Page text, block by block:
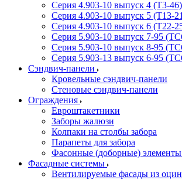
Серия 4.903-10 выпуск 4 (Т3-46)
Серия 4.903-10 выпуск 5 (Т13-
Серия 4.903-10 выпуск 6 (Т22-
Серия 5.903-10 выпуск 7-95
Серия 5.903-10 выпуск 8-95
Серия 5.903-13 выпуск 6-95
Сэндвич-панели
Кровельные сэндвич-панели
Стеновые сэндвич-панели
Ограждения
Евроштакетники
Заборы жалюзи
Колпаки на столбы забора
Парапеты для забора
Фасонные (доборные) элементы
Фасадные системы
Вентилируемые фасады из